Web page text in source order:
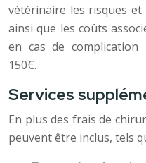
vétérinaire les risques
ainsi que les coûts
en cas de
150€.
Services
En plus des frais de
peuvent être inclus, tels